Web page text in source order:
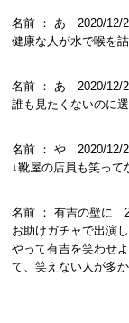
名前 ： あ 2020/12/
健康な人が水で喉を
名前 ： あ 2020/12/
誰も見たくないのに
名前 ： や 2020/12/
↓靴屋の店員も笑って
名前 ： 有吉の壁に
お助けガチャで出演
やって有吉を笑わせ
て、笑えない人が多か